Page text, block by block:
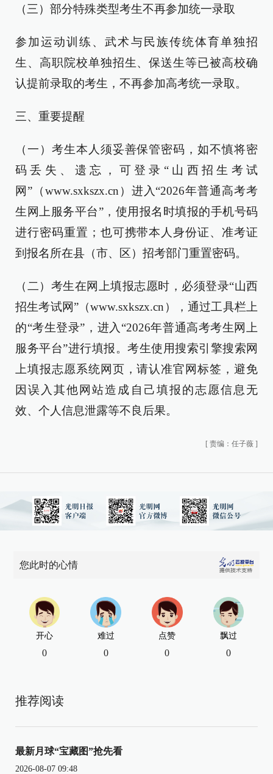
（三）部分特殊类型考生不再参加统一录取
参加运动训练、武术与民族传统体育单独招
生、高职院校单独招生、保送生等已被高校确
认提前录取的考生，不再参加高考统一录取。
三、重要提醒
（一）考生本人须妥善保管密码，如不慎将密
码丢失、遗忘，可登录“山西招生考试
网”（www.sxkszx.cn）进入“2026年普通高考考
生网上服务平台”，使用报名时填报的手机号码
进行密码重置；也可携带本人身份证、准考证
到报名所在县（市、区）招考部门重置密码。
（二）考生在网上填报志愿时，必须登录“山西
招生考试网”（www.sxkszx.cn），通过工具栏上
的“考生登录”，进入“2026年普通高考考生网上
服务平台”进行填报。考生使用搜索引擎搜索网
上填报志愿系统网页，请认准官网标签，避免
因误入其他网站造成自己填报的志愿信息无
效、个人信息泄露等不良后果。
[ 责编：任子薇 ]
您此时的心情
开心
0
难过
0
点赞
0
飘过
0
推荐阅读
最新月球“宝藏图”抢先看
2026-08-07 09:48